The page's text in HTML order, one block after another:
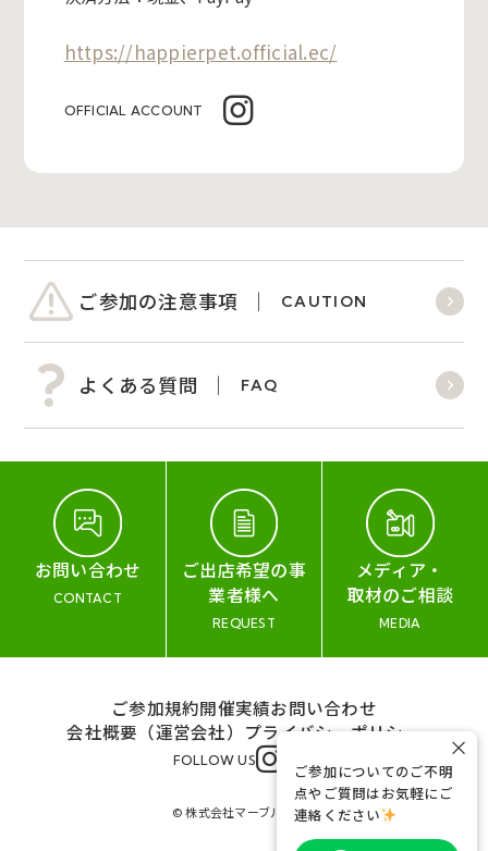
https://happierpet.official.ec/
OFFICIAL ACCOUNT
ご参加の注意事項 CAUTION
よくある質問 FAQ
お問い合わせ
CONTACT
ご出店希望の事
業者様へ
REQUEST
メディア・
取材のご相談
MEDIA
ご参加規約開催実績お問い合わせ
会社概要（運営会社） プライバシーポリシー
FOLLOW US
© 株式会社マーブル&コー
ご参加についてのご不明
点やご質問はお気軽にご
連絡ください
×